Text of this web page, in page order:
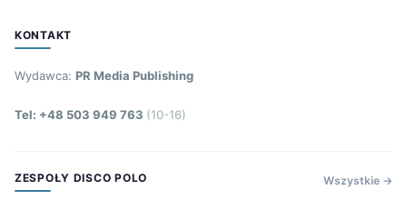
KONTAKT
Wydawca: PR Media Publishing
Tel: +48 503 949 763 (10-16)
ZESPOŁY DISCO POLO Wszystkie →